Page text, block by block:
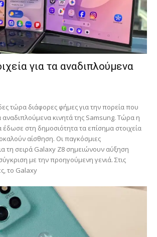
για τα αναδιπλούμενα
τώρα διάφορες φήμες για την πορεία που
κινητά της Samsung. Τώρα η
έδωσε στη δημοσιότητα τα επίσημα στοιχεία
αίσθηση. Οι παγκόσμιες
τη σειρά Galaxy Z8 σημειώνουν αύξηση
με την προηγούμενη γενιά. Στις
το Galaxy